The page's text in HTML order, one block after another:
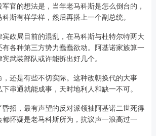
官的想法是，当年老马科斯是怎么倒台的，
斯有样学样，然后再搭上一个副总统。
政局目前的混乱，在马科斯与杜特尔特两大
各种第三方势力蠢蠢欲动。阿基诺家族算一
武装部队或许能拆出好几个。
还是有些不切实际。这种改朝换代的大事
串通就能成事，天时地利人和缺一不可。
招，最有声望的反对派领袖阿基诺二世死得
怀疑是老马科斯所为，抗议声一浪高过一